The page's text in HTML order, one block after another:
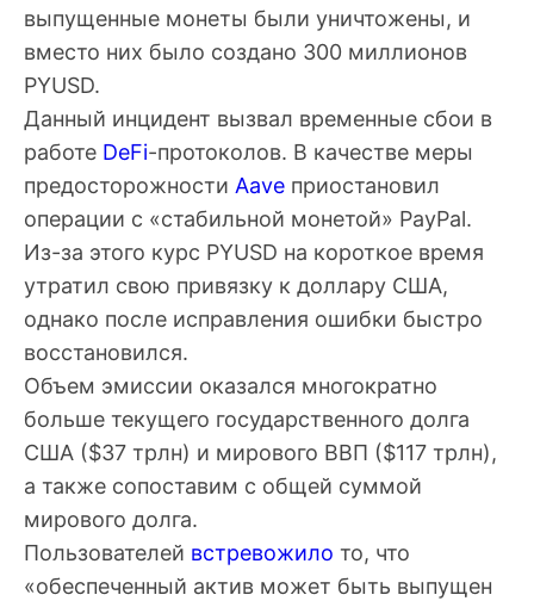
выпущенные монеты были уничтожены, и
вместо них было создано 300 миллионов
PYUSD.
Данный инцидент вызвал временные сбои в
работе DeFi-протоколов. В качестве меры
предосторожности Aave приостановил
операции с «стабильной монетой» PayPal.
Из-за этого курс PYUSD на короткое время
утратил свою привязку к доллару США,
однако после исправления ошибки быстро
восстановился.
Объем эмиссии оказался многократно
больше текущего государственного долга
США ($37 трлн) и мирового ВВП ($117 трлн),
а также сопоставим с общей суммой
мирового долга.
Пользователей встревожило то, что
«обеспеченный актив может быть выпущен